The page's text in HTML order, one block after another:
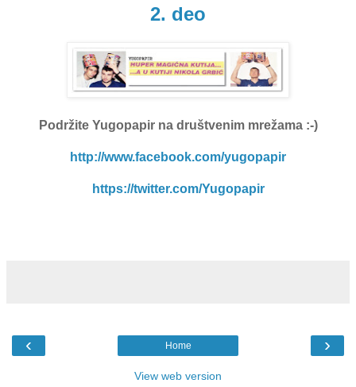
2. deo
Podržite Yugopapirna društvenim mrežama :-)
http://www.facebook.com/yugopapir
https://twitter.com/Yugopapir
‹ ›
Home
View web version